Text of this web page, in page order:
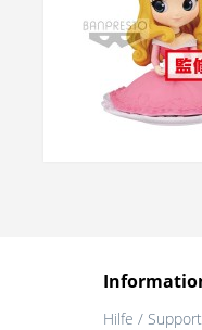
Hilfe / Support